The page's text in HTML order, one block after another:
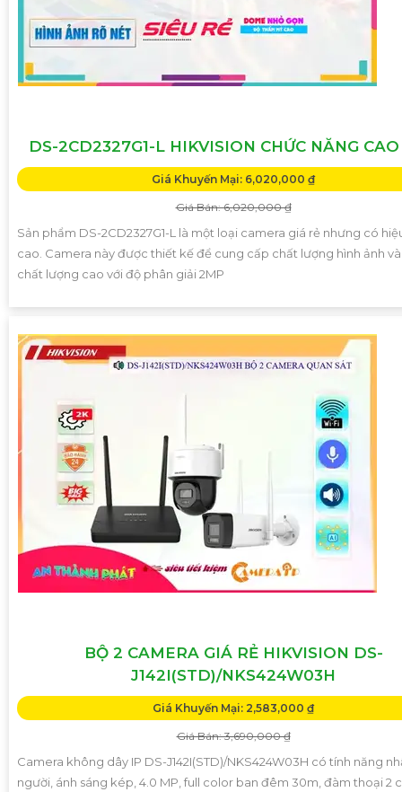
DS-2CD2327G1-L HIKVISION CHỨC NĂNG
Giá Khuyến Mại: 6,020,000 ₫
Giá Bán: 6,020,000 ₫
Sản phẩm DS-2CD2327G1-L là một loại camera giá rẻ nhưng có
cao. Camera này được thiết kế để cung cấp chất lượng hình ảnh
chất lượng cao với độ phân giải 2MP
BỘ 2 CAMERA GIÁ RẺ HIKVISION DS-
J142I(STD)/NKS424W03H
Giá Khuyến Mại: 2,583,000 ₫
Giá Bán: 3,690,000 ₫
Camera không dây IP DS-J142I(STD)/NKS424W03H có tính năng
người, ánh sáng kép, 4.0 MP, full color ban đêm 30m, đàm thoại 2